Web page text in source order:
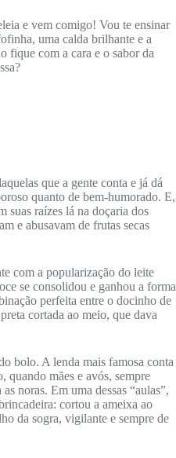
e vem comigo! Vou te ensinar
uma calda brilhante e a
fique com a cara e o sabor da
que a gente conta e já dá
quanto de bem-humorado. E,
suas raízes lá na doçaria dos
e abusavam de frutas secas
com a popularização do leite
se consolidou e ganhou a forma
perfeita entre o docinho de
cortada ao meio, que dava
bolo. A lenda mais famosa conta
quando mães e avós, sempre
noras. Em uma dessas “aulas”,
cortou a ameixa ao
da sogra, vigilante e sempre de